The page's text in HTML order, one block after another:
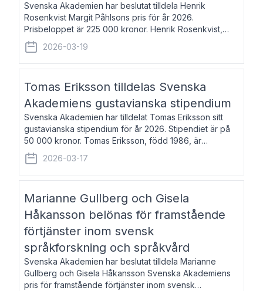
Svenska Akademien har beslutat tilldela Henrik
Rosenkvist Margit Påhlsons pris för år 2026.
Prisbeloppet är 225 000 kronor. Henrik Rosenkvist,
född 1965, är professor i nordiska språk vid Göteborgs
universitet. Han disputerade 2004 på avhan
2026-03-19
Tomas Eriksson tilldelas Svenska
Akademiens gustavianska stipendium
Svenska Akademien har tilldelat Tomas Eriksson sitt
gustavianska stipendium för år 2026. Stipendiet är på
50 000 kronor. Tomas Eriksson, född 1986, är
projektledare inom marknadsföring och författare och
utkom i fjol med boken Syndabocken.
2026-03-17
Marianne Gullberg och Gisela
Håkansson belönas för framstående
förtjänster inom svensk
språkforskning och språkvård
Svenska Akademien har beslutat tilldela Marianne
Gullberg och Gisela Håkansson Svenska Akademiens
pris för framstående förtjänster inom svensk